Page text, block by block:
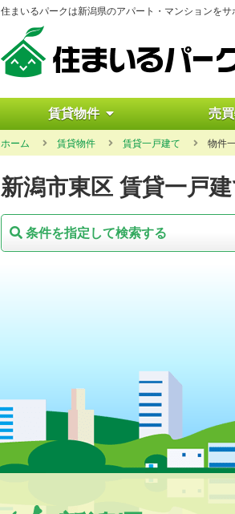
住まいるパークは新潟県のアパート・マンションをサ
賃貸物件 売
ホーム 賃貸物件 賃貸一戸建て 物件
新潟市東区 賃貸一戸
条件を指定して検索する